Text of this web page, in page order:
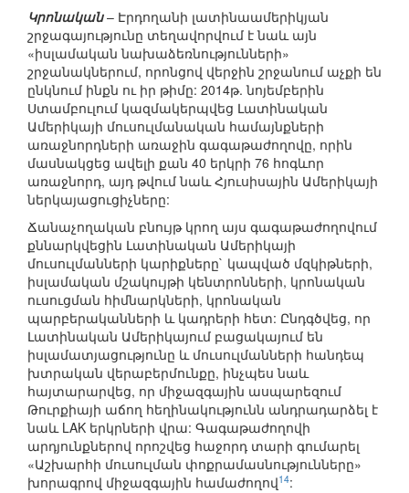
Կրոնական– Էրդողանի լատինաամերիկյան
շրջագայությունը տեղավորվում է նաև այն
«իսլամական նախաձեռնությունների»
շրջանակներում, որոնցով վերջին շրջանում աչքի են
ընկնում ինքն ու իր թիմը: 2014թ. նոյեմբերին
Ստամբուլում կազմակերպվեց Լատինական
Ամերիկայի մուսուլմանական համայնքների
առաջնորդների առաջին գագաթաժողովը, որին
մասնակցեց ավելի քան 40 երկրի 76 հոգևոր
առաջնորդ, այդ թվում նաև Հյուսիսային Ամերիկայի
ներկայացուցիչները:
Ճանաչողական բնույթ կրող այս գագաթաժողովում
քննարկվեցին Լատինական Ամերիկայի
մուսուլմանների կարիքները` կապված մզկիթների,
իսլամական մշակույթի կենտրոնների, կրոնական
ուսուցման հիմնարկների, կրոնական
պարբերականների և կադրերի հետ: Ընդգծվեց, որ
Լատինական Ամերիկայում բացակայում են
իսլամատյացությունը և մուսուլմանների հանդեպ
խտրական վերաբերմունքը, ինչպես նաև
հայտարարվեց, որ միջազգային ասպարեզում
Թուրքիայի աճող հեղինակությունն անդրադարձել է
նաև LAK երկրների վրա: Գագաթաժողովի
արդյունքներով որոշվեց հաջորդ տարի գումարել
«Աշխարհի մուսուլման փոքրամասնությունները»
խորագրով միջազգային համաժողով14: